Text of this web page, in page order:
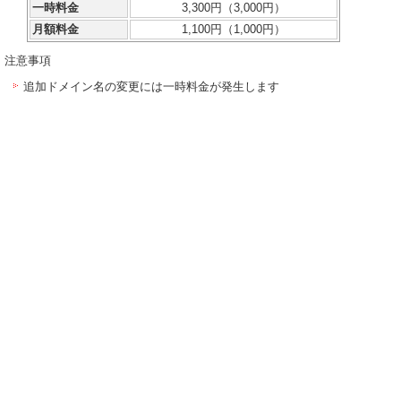
一時料金
3,300円（3,000円）
月額料金
1,100円（1,000円）
注意事項
追加ドメイン名の変更には一時料金が発生します